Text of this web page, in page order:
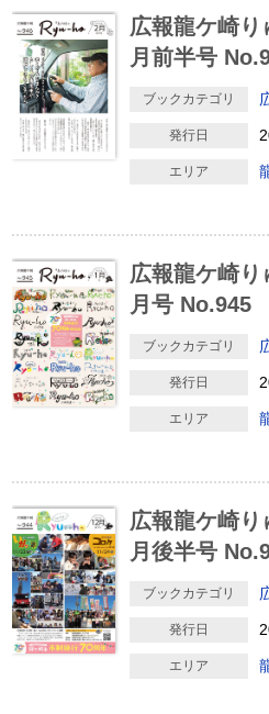
広報龍ケ崎
月前半号
ブックカテゴリ
発行日
エリア
広報龍ケ崎
月号 No.945
ブックカテゴリ
発行日
エリア
広報龍ケ崎
月後半号
ブックカテゴリ
発行日
エリア